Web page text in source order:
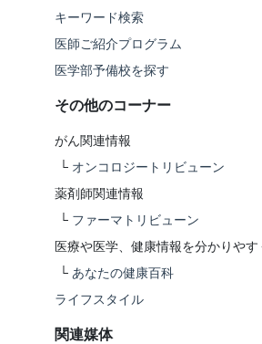
キーワード検索
医師ご紹介プログラム
医学部予備校を探す
その他のコーナー
がん関連情報
└ オンコロジートリビューン
薬剤師関連情報
└ ファーマトリビューン
医療や医学、健康情報を分かりやす
└ あなたの健康百科
ライフスタイル
関連媒体